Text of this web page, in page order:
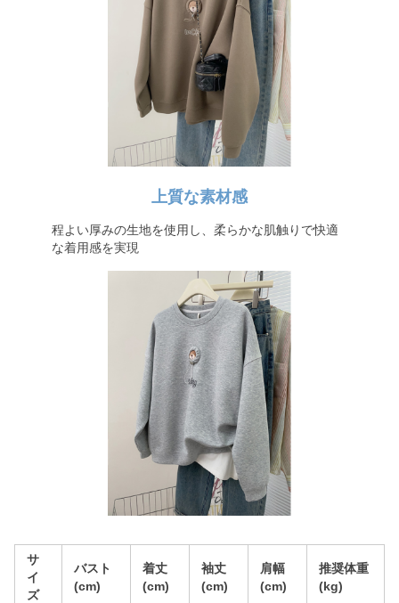
上質な素材感
程よい厚みの生地を使用し、柔らかな肌触りで快適
な着用感を実現
サ
イ
ズ
バスト
(cm)
着丈
(cm)
袖丈
(cm)
肩幅
(cm)
推奨体重
(kg)